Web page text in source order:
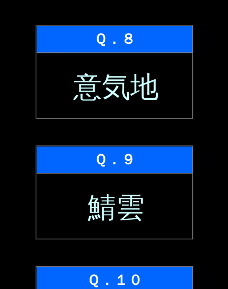
Ｑ．８
意気地
Ｑ．９
鯖雲
Ｑ．１０